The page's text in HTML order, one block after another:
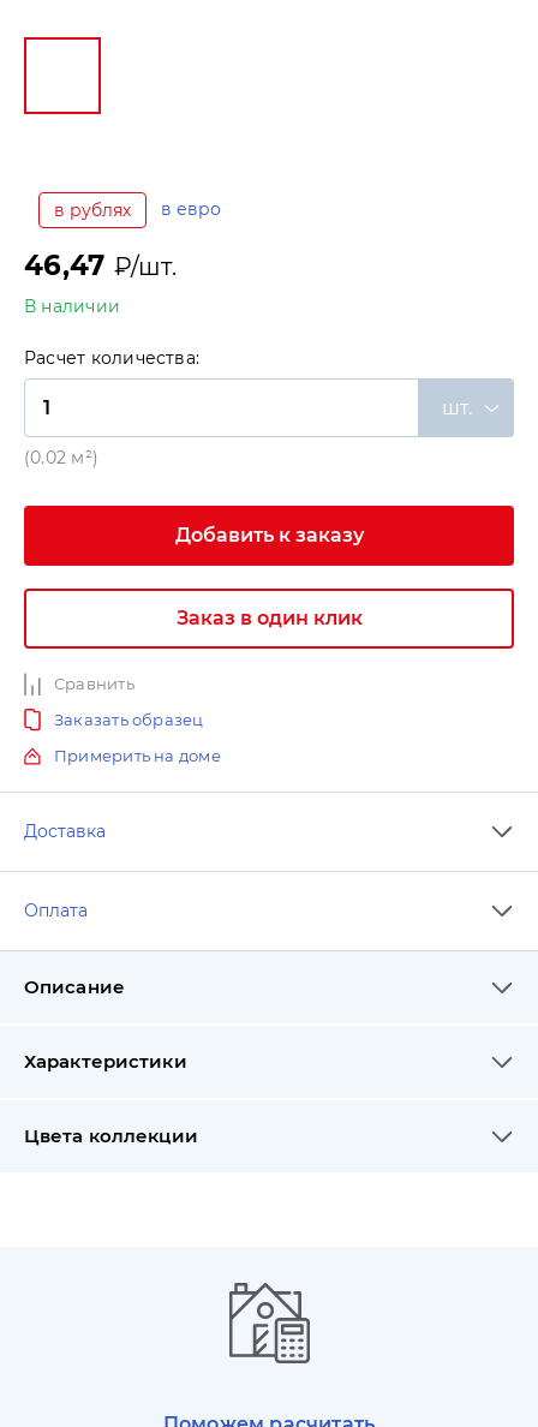
в рублях в евро
46,47 ₽/шт.
В наличии
Расчет количества:
шт.
(0.02 м²)
Добавить к заказу
Заказ в один клик
Сравнить
Заказать образец
Примерить на доме
Доставка
Оплата
Описание
Характеристики
Цвета коллекции